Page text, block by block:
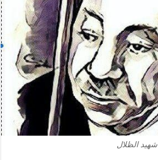
شهيد الظلال